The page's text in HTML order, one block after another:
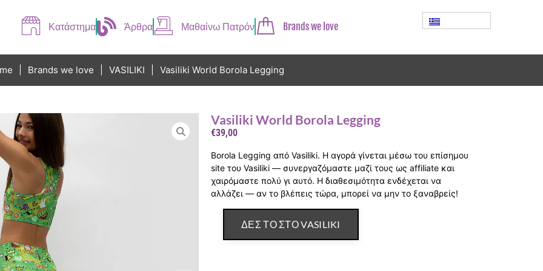
Κατάστημα Άρθρα Μαθαίνω Πατρόν Brands we love
Brands we love VASILIKI Vasiliki World Borola Legging
Vasiliki World Borola Legging
€39,00
Borola Legging από Vasiliki. Η αγορά γίνεται μέσω του επίσημου
site του Vasiliki — συνεργαζόμαστε μαζί τους ως affiliate και
χαιρόμαστε πολύ γι αυτό. Η διαθεσιμότητα ενδέχεται να
αλλάζει — αν το βλέπεις τώρα, μπορεί να μην το ξαναβρείς!
ΔΕΣ ΤΟ ΣΤΟ VASILIKI